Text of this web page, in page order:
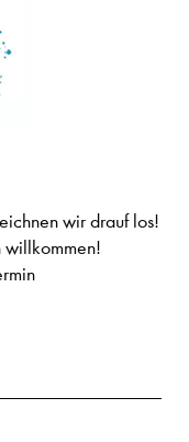
wir drauf los!
willkommen!